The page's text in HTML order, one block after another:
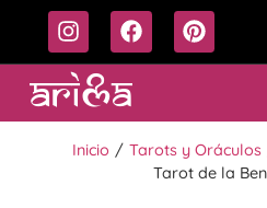
Inicio / Tarots y Oráculos
Tarot de la